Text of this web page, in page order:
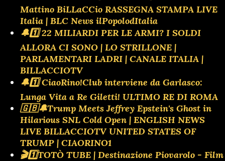
Mattino BiLLaCCio RASSEGNA STAMPA LIVE
Italia | BLC News ilPopolodItalia
🔔1️⃣ 22 MILIARDI PER LE ARMI? I SOLDI
ALLORA CI SONO | LO STRILLONE |
PARLAMENTARI LADRI | CANALE ITALIA |
BILLACCIOTV
🔔1️⃣ CiaoRino!Club interviene da Garlasco:
Lunga Vita a Re Giletti! ULTIMO RE DI ROMA
🇬🇧🔔Trump Meets Jeffrey Epstein's Ghost in
Hilarious SNL Cold Open | ENGLISH NEWS
LIVE BILLACCIOTV UNITED STATES OF
TRUMP | CIAORINO1
🎬1️⃣TOTÒ TUBE | Destinazione Piovarolo - Film